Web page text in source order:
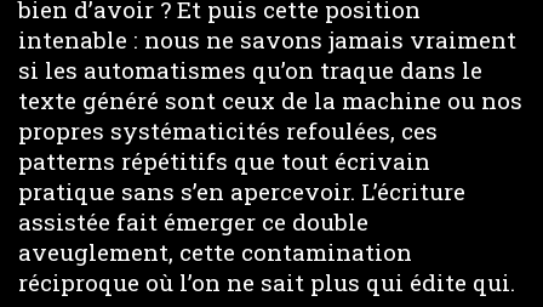
bien d’avoir ? Et puis cette position
intenable : nous ne savons jamais vraiment
si les automatismes qu’on traque dans le
texte généré sont ceux de la machine ou nos
propres systématicités refoulées, ces
patterns répétitifs que tout écrivain
pratique sans s’en apercevoir. L’écriture
assistée fait émerger ce double
aveuglement, cette contamination
réciproque où l’on ne sait plus qui édite qui.